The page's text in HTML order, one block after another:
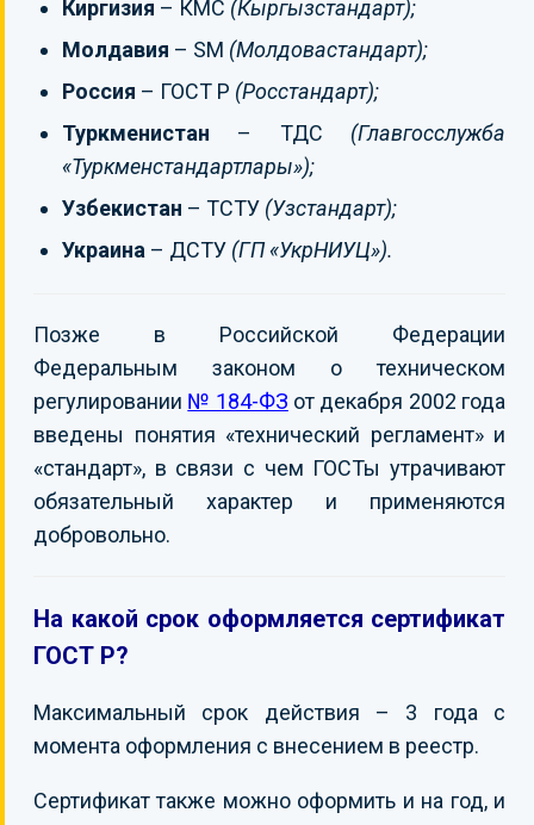
Киргизия – КМС (Кыргызстандарт);
Молдавия – SM (Молдовастандарт);
Россия – ГОСТ Р (Росстандарт);
Туркменистан – ТДС (Главгосслужба
«Туркменстандартлары»);
Узбекистан – ТСТУ (Узстандарт);
Украина – ДСТУ (ГП «УкрНИУЦ»).
Позже в Российской Федерации
Федеральным законом о техническом
регулировании № 184-ФЗ от декабря 2002 года
введены понятия «технический регламент» и
«стандарт», в связи с чем ГОСТы утрачивают
обязательный характер и применяются
добровольно.
На какой срок оформляется сертификат
ГОСТ Р?
Максимальный срок действия – 3 года с
момента оформления с внесением в реестр.
Сертификат также можно оформить и на год, и